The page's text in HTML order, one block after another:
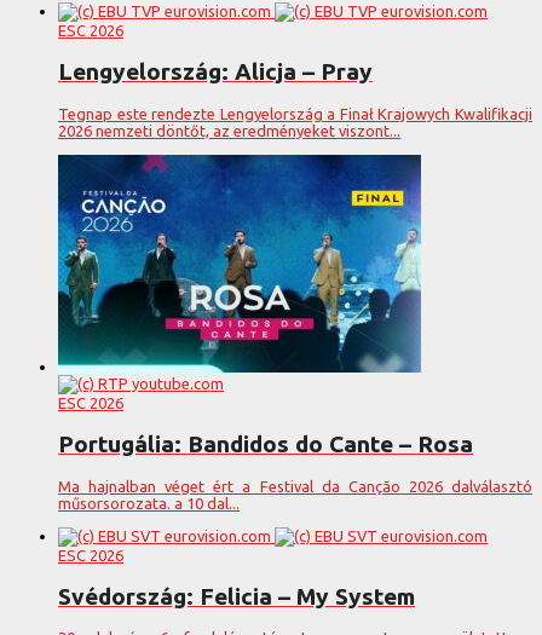
ESC 2026
Lengyelország: Alicja – Pray
Tegnap este rendezte Lengyelország a Finał Krajowych Kwalifikacji
2026 nemzeti döntőt, az eredményeket viszont...
ESC 2026
Portugália: Bandidos do Cante – Rosa
Ma hajnalban véget ért a Festival da Canção 2026 dalválasztó
műsorsorozata. a 10 dal...
ESC 2026
Svédország: Felicia – My System